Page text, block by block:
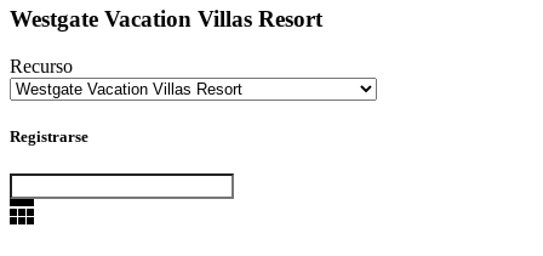
Westgate Vacation Villas Resort
Recurso
Registrarse